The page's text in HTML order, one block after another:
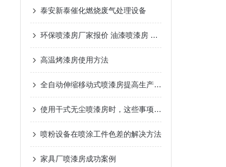
泰安新泰催化燃烧废气处理设备
环保喷漆房厂家报价 油漆喷漆房 安全性高
高温烤漆房使用方法
全自动伸缩移动式喷漆房提高生产效率的新利器
使用干式无尘喷漆房时，这些事项要牢记！
喷粉设备在喷涂工件色差的解决方法
家具厂喷漆房成功案例